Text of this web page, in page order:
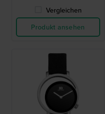
Vergleichen
Produkt ansehen